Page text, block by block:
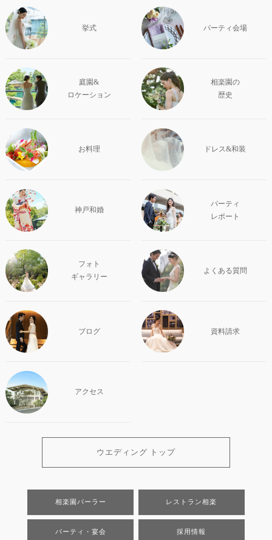
挙式 パーティ会場
庭園&
ロケーション
相楽園の
歴史
お料理 ドレス&和装
神戸和婚
パーティ
レポート
フォト
ギャラリー
よくある質問
ブログ 資料請求
アクセス
ウエディング トップ
相楽園パーラー レストラン相楽
パーティ・宴会 採用情報